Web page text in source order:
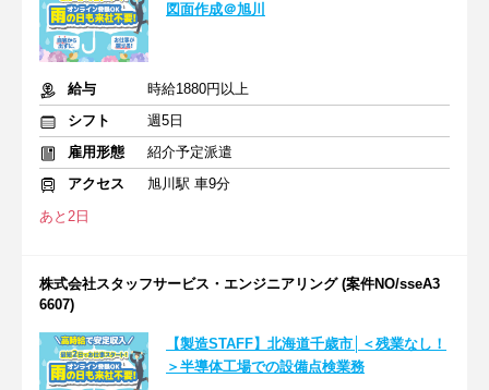
図面作成＠旭川
給与
時給1880円以上
シフト
週5日
雇用形態
紹介予定派遣
アクセス
旭川駅 車9分
あと2日
株式会社スタッフサービス・エンジニアリング (案件NO/sseA3
6607)
【製造STAFF】北海道千歳市│＜残業なし！
＞半導体工場での設備点検業務